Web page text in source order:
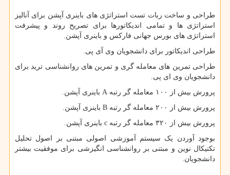
طراحی و ساخت ربات تست استراتژی های باینری آپشن برای آنالیز
استراتژی ها و تمامی اندیکاتورها برای تصریح روند و پیشرفت
استراتژی های بورس جهانی فارکس و باینری آپشن.
طراحی اندیکاتور برای دانشجویان وی آی پی.
طراحی تمرین های معامله گری و تمرین های روانشناسی ترید برای
دانشجویان وی ای پی.
پرورش بیش از ۱۰۰ معامله گر رتبه A باینری آپشن.
پرورش بیش از ۲۰۰ معامله گر رتبه B باینری آپشن.
پرورش بیش از ۳۲۰ معامله گر رتبه c باینری آپشن.
بوجود آوردن یک سیستم آموزشی اصولی مبتنی بر اصول تحلیل
تکنیکال نوین و مبتنی بر روانشناسی انگیزشی برای موفقیت بیشتر
دانشجویان.